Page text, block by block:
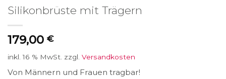
Silikonbrüste mit Trägern
179,00 €
inkl. 16 % MwSt. zzgl. Versandkosten
Von Männern und Frauen tragbar!